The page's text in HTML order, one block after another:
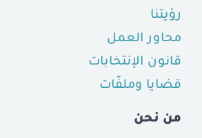
رؤيتنا
محاور العمل
قانون الإنتخابات
قضايا وملفّات
من نحن